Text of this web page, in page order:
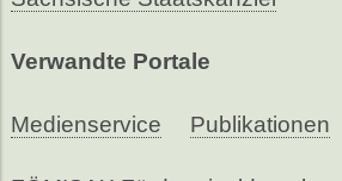
Verwandte Portale
Medienservice Publikationen